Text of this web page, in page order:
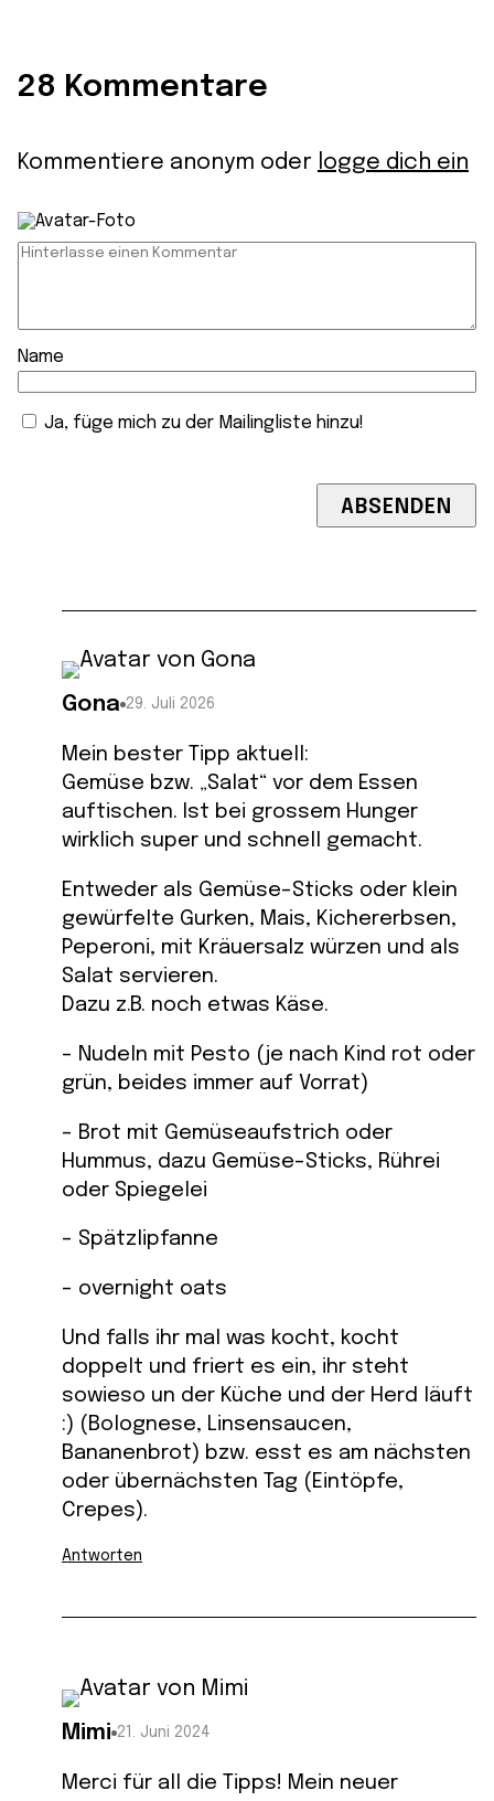
28 Kommentare
Kommentiere anonym oder logge dich ein
Name
Ja, füge mich zu der Mailingliste hinzu!
Gona 29. Juli 2026
Mein bester Tipp aktuell:
Gemüse bzw. „Salat“ vor dem Essen
auftischen. Ist bei grossem Hunger
wirklich super und schnell gemacht.
Entweder als Gemüse-Sticks oder klein
gewürfelte Gurken, Mais, Kichererbsen,
Peperoni, mit Kräuersalz würzen und als
Salat servieren.
Dazu z.B. noch etwas Käse.
– Nudeln mit Pesto (je nach Kind rot oder
grün, beides immer auf Vorrat)
– Brot mit Gemüseaufstrich oder
Hummus, dazu Gemüse-Sticks, Rührei
oder Spiegelei
– Spätzlipfanne
– overnight oats
Und falls ihr mal was kocht, kocht
doppelt und friert es ein, ihr steht
sowieso un der Küche und der Herd läuft
:) (Bolognese, Linsensaucen,
Bananenbrot) bzw. esst es am nächsten
oder übernächsten Tag (Eintöpfe,
Crepes).
Antworten
Mimi 21. Juni 2024
Merci für all die Tipps! Mein neuer